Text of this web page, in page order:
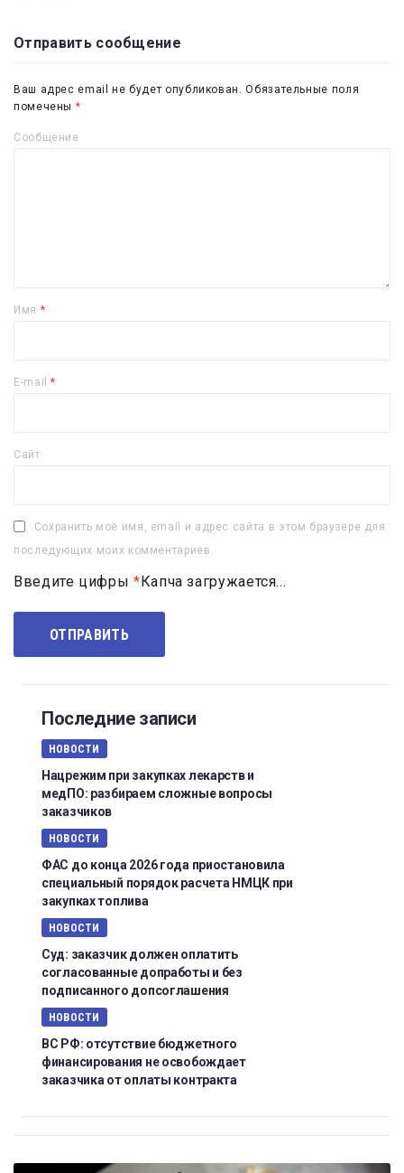
Отправить сообщение
Ваш адрес email не будет опубликован. Обязательные поля
помечены *
Сообщение
Имя *
E-mail*
Сайт
Сохранить моё имя, email и адрес сайта в этом браузере для
последующих моих комментариев.
Введите цифры *Капча загружается...
Последние записи
НОВОСТИ
Нацрежим при закупках лекарств и
медПО: разбираем сложные вопросы
заказчиков
НОВОСТИ
ФАС до конца 2026 года приостановила
специальный порядок расчета НМЦК при
закупках топлива
НОВОСТИ
Суд: заказчик должен оплатить
согласованные допработы и без
подписанного допсоглашения
НОВОСТИ
ВС РФ: отсутствие бюджетного
финансирования не освобождает
заказчика от оплаты контракта